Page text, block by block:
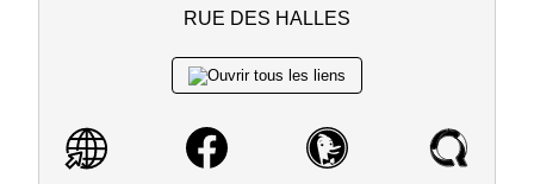
RUE DES HALLES